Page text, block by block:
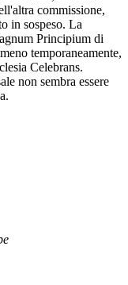
commissione,
in sospeso. La
Principium di
temporaneamente,
Celebrans.
non sembra essere